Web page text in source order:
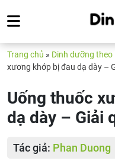
Trang chủ » Dinh dưỡng theo
xương khớp bị đau dạ dày –
Uống thuốc
dạ dày – Giải
Tác giả: Phan Duong